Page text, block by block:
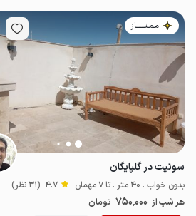
مـمـتــــــاز
سوئیت در گلپایگان
بدون خواب . 40 متر . تا 7 مهمان 4.7 (31 نظر)
هر شب از 750٬000 تومان